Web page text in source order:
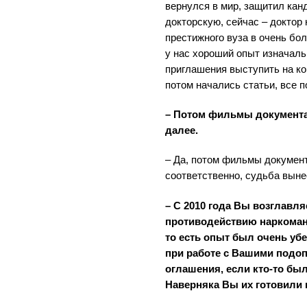
вернулся в мир, защитил
докторскую, сейчас –
престижного вуза в очень
у нас хороший опыт
приглашения выступить на
потом начались статьи, все
– Потом фильмы
далее.
– Да, потом фильмы
соответственно, судьба
– С 2010 года Вы
противодействию
то есть опыт был очень
при работе с Вашими
оглашения, если кто-то
Наверняка Вы их